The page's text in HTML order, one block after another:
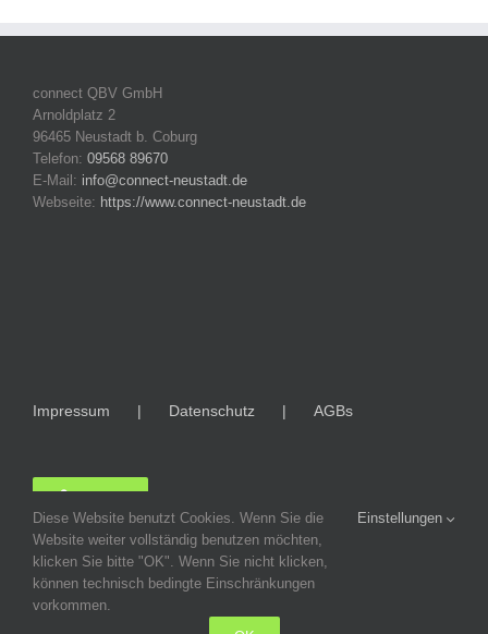
connect QBV GmbH
Arnoldplatz 2
96465 Neustadt b. Coburg
Telefon: 09568 89670
E-Mail: info@connect-neustadt.de
Webseite: https://www.connect-neustadt.de
Impressum Datenschutz AGBs
Diese Website benutzt Cookies. Wenn Sie die
Website weiter vollständig benutzen möchten,
klicken Sie bitte "OK". Wenn Sie nicht klicken,
können technisch bedingte Einschränkungen
vorkommen.
Einstellungen